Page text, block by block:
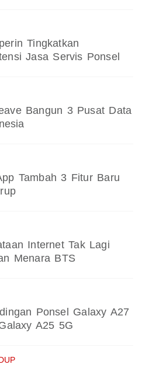
Tingkatkan
Jasa Servis Ponsel
Bangun 3 Pusat Data
Tambah 3 Fitur Baru
Internet Tak Lagi
Menara BTS
Ponsel Galaxy A27
A25 5G